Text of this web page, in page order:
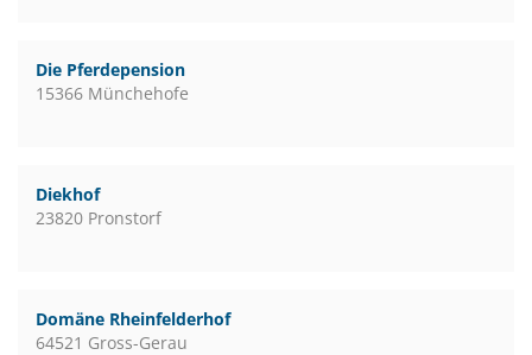
Die Pferdepension
15366 Münchehofe
Diekhof
23820 Pronstorf
Domäne Rheinfelderhof
64521 Gross-Gerau